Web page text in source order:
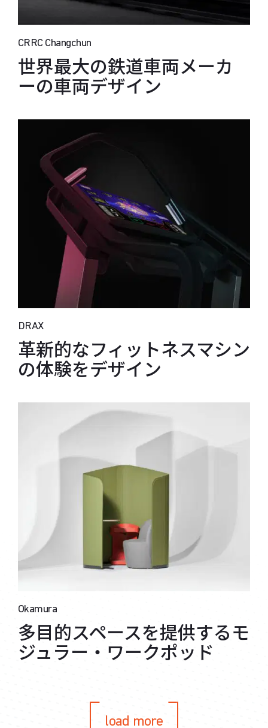
CRRC Changchun
世界最大の鉄道車両メーカ
ーの車両デザイン
DRAX
革新的なフィットネスマシン
の体験をデザイン
Okamura
多目的スペースを提供するモ
ジュラー・ワークポッド
load more